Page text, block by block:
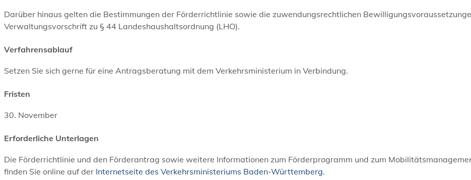
Darüber hinaus gelten die Bestimmungen der Förderrichtlinie sowie die zuwendungsrechtlichen
Verwaltungsvorschrift zu § 44 Landeshaushaltsordnung (LHO).
Verfahrensablauf
Setzen Sie sich gerne für eine Antragsberatung mit dem Verkehrsministerium in Verbindung.
Fristen
30. November
Erforderliche Unterlagen
Die Förderrichtlinie und den Förderantrag sowie weitere Informationen zum Förderprogramm und zum
finden Sie online auf der Internetseite des Verkehrsministeriums Baden-Württemberg.